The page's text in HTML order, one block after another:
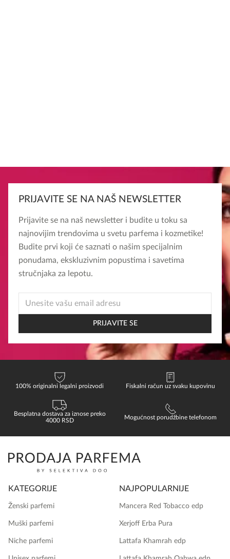
PRIJAVITE SE NA NAŠ NEWSLETTER
Prijavite se na naš newsletter i budite u toku sa
najnovijim trendovima u svetu parfema i kozmetike!
Budite prvi koji će saznati o našim specijalnim
ponudama, ekskluzivnim popustima i savetima
stručnjaka za lepotu.
EMAIL
PRIJAVITE SE
100% originalni legalni proizvodi Fiskalni račun uz svaku kupovinu
Besplatna dostava za iznose preko
4000 RSD
Mogućnost porudžbine telefonom
KATEGORIJE
Ženski parfemi
Muški parfemi
Niche parfemi
NAJPOPULARNIJE
Mancera Red Tobacco edp
Xerjoff Erba Pura
Lattafa Khamrah edp